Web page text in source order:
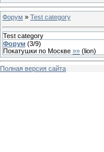
Форум » Test category
Test category
Форум (3/9)
Покатушки по Москве »» (lion)
Полная версия сайта